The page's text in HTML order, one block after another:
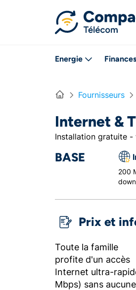
Energie Finances
Home Fournisseurs
Internet &
Installation gratuite -
BASE
200
Prix et
Toute la famille
profite d'un accès
Internet ultra-
Mbps) sans